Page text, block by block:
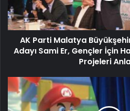
AK Parti Malatya
Adayı Sami Er, Gençler İçin
Projeleri